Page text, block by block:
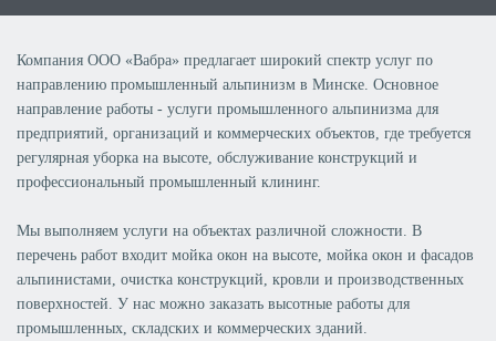
Компания ООО «Вабра» предлагает широкий спектр услуг по
направлению промышленный альпинизм в Минске. Основное
направление работы - услуги промышленного альпинизма для
предприятий, организаций и коммерческих объектов, где требуется
регулярная уборка на высоте, обслуживание конструкций и
профессиональный промышленный клининг.
Мы выполняем услуги на объектах различной сложности. В
перечень работ входит мойка окон на высоте, мойка окон и фасадов
альпинистами, очистка конструкций, кровли и производственных
поверхностей. У нас можно заказать высотные работы для
промышленных, складских и коммерческих зданий.